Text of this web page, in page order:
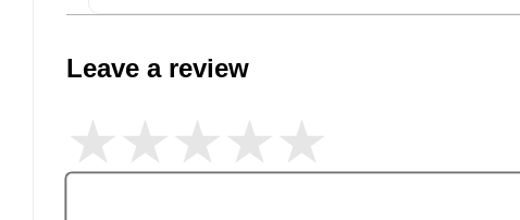
Leave a review